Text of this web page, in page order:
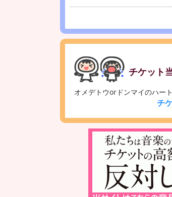
チケット
オメデトウorドンマイのハー
チ